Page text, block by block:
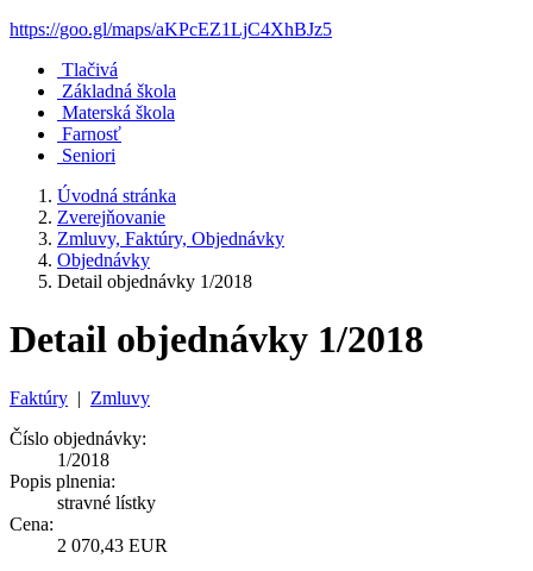
https://goo.gl/maps/aKPcEZ1LjC4XhBJz5
Tlačivá
Základná škola
Materská škola
Farnosť
Seniori
Úvodná stránka
Zverejňovanie
Zmluvy, Faktúry, Objednávky
Objednávky
Detail objednávky 1/2018
Detail objednávky 1/2018
Faktúry | Zmluvy
Číslo objednávky:
1/2018
Popis plnenia:
stravné lístky
Cena:
2 070,43 EUR